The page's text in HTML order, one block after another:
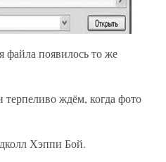
появилось то же
терпеливо ждём, когда фото
Хэппи Бой.